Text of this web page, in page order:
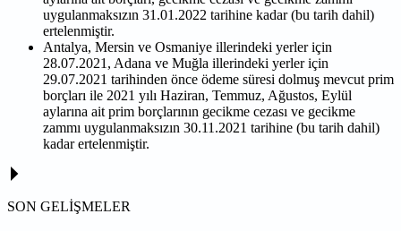
uygulanmaksızın 31.01.2022 tarihine kadar (bu tarih dahil)
ertelenmiştir.
Antalya, Mersin ve Osmaniye illerindeki yerler için
28.07.2021, Adana ve Muğla illerindeki yerler için
29.07.2021 tarihinden önce ödeme süresi dolmuş mevcut prim
borçları ile 2021 yılı Haziran, Temmuz, Ağustos, Eylül
aylarına ait prim borçlarının gecikme cezası ve gecikme
zammı uygulanmaksızın 30.11.2021 tarihine (bu tarih dahil)
kadar ertelenmiştir.
SON GELİŞMELER